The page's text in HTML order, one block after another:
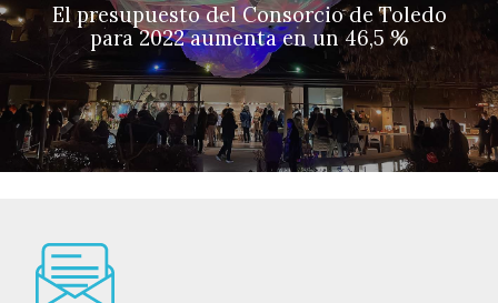
El presupuesto del Consorcio de Toledo
para 2022 aumenta en un 46,5 %